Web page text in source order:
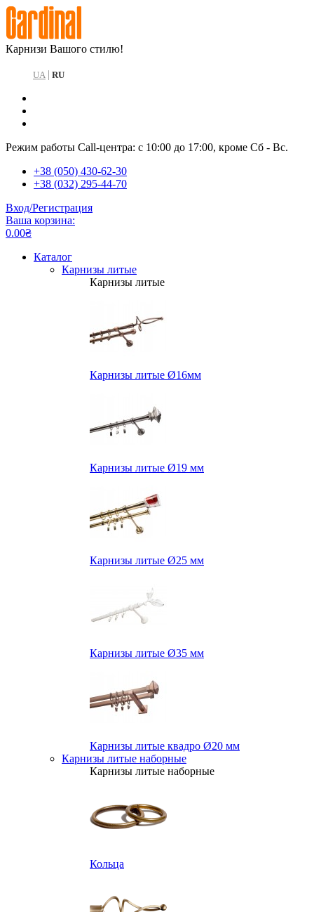
Карнизи Вашого стилю!
UA | RU
Режим работы Call-центра: с 10:00 до 17:00, кроме Сб - Вс.
+38 (050) 430-62-30
+38 (032) 295-44-70
Вход/Регистрация
Ваша корзина:
0.00₴
Каталог
Карнизы литые
Карнизы литые
Карнизы литые Ø16мм
Карнизы литые Ø19 мм
Карнизы литые Ø25 мм
Карнизы литые Ø35 мм
Карнизы литые квадро Ø20 мм
Карнизы литые наборные
Карнизы литые наборные
Кольца